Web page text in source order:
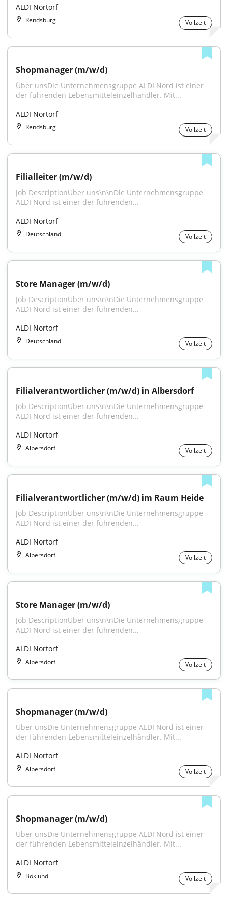
ALDI Nortorf
Rendsburg Vollzeit
Shopmanager (m/w/d)
Über unsDie Unternehmensgruppe ALDI Nord ist einer
der führenden Lebensmitteleinzelhändler. Mit...
ALDI Nortorf
Rendsburg Vollzeit
Filialleiter (m/w/d)
Job DescriptionÜber uns\n\nDie Unternehmensgruppe
ALDI Nord ist einer der führenden...
ALDI Nortorf
Deutschland Vollzeit
Store Manager (m/w/d)
Job DescriptionÜber uns\n\nDie Unternehmensgruppe
ALDI Nord ist einer der führenden...
ALDI Nortorf
Deutschland Vollzeit
Filialverantwortlicher (m/w/d) in Albersdorf
Job DescriptionÜber uns\n\nDie Unternehmensgruppe
ALDI Nord ist einer der führenden...
ALDI Nortorf
Albersdorf Vollzeit
Filialverantwortlicher (m/w/d) im Raum Heide
Job DescriptionÜber uns\n\nDie Unternehmensgruppe
ALDI Nord ist einer der führenden...
ALDI Nortorf
Albersdorf Vollzeit
Store Manager (m/w/d)
Job DescriptionÜber uns\n\nDie Unternehmensgruppe
ALDI Nord ist einer der führenden...
ALDI Nortorf
Albersdorf Vollzeit
Shopmanager (m/w/d)
Über unsDie Unternehmensgruppe ALDI Nord ist einer
der führenden Lebensmitteleinzelhändler. Mit...
ALDI Nortorf
Albersdorf Vollzeit
Shopmanager (m/w/d)
Über unsDie Unternehmensgruppe ALDI Nord ist einer
der führenden Lebensmitteleinzelhändler. Mit...
ALDI Nortorf
Böklund Vollzeit